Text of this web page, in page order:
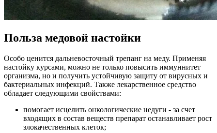
Польза медовой настойки
Особо ценится дальневосточный трепанг на меду. Применяя
настойку курсами, можно не только повысить иммуннитет
организма, но и получить устойчивую защиту от вирусных и
бактериальных инфекций. Также лекарственное средство
обладает следующими свойствами:
помогает исцелить онкологические недуги - за счет
входящих в состав веществ препарат останавливает рост
злокачественных клеток;